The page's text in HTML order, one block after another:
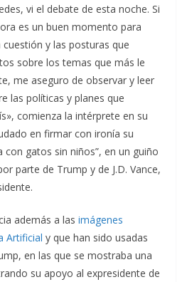
vi el debate de esta noche. Si
es un buen momento para
y las posturas que
sobre los temas que más le
me aseguro de observar y leer
las políticas y planes que
comienza la intérprete en su
en firmar con ironía su
con gatos sin niños”, en un guiño
parte de Trump y de J.D. Vance,
además a las imágenes
Artificial y que han sido usadas
en las que se mostraba una
su apoyo al expresidente de